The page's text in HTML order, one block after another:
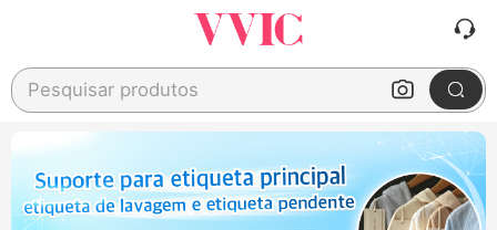
Pesquisar produtos